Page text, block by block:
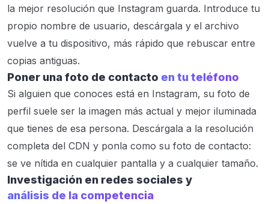
la mejor resolución que Instagram guarda. Introduce tu
propio nombre de usuario, descárgala y el archivo
vuelve a tu dispositivo, más rápido que rebuscar entre
copias antiguas.
Poner una foto de contacto en tu teléfono
Si alguien que conoces está en Instagram, su foto de
perfil suele ser la imagen más actual y mejor iluminada
que tienes de esa persona. Descárgala a la resolución
completa del CDN y ponla como su foto de contacto:
se ve nítida en cualquier pantalla y a cualquier tamaño.
Investigación en redes sociales y
análisis de la competencia